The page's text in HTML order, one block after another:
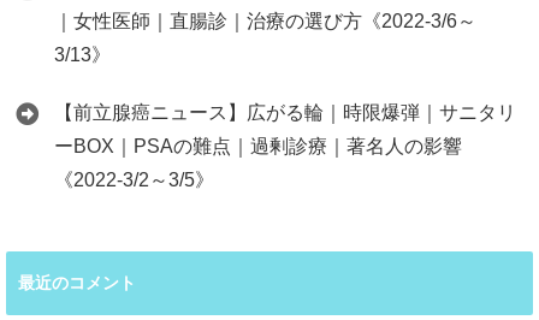
｜女性医師｜直腸診｜治療の選び方《2022-3/6～
3/13》
【前立腺癌ニュース】広がる輪｜時限爆弾｜サニタリ
ーBOX｜PSAの難点｜過剰診療｜著名人の影響
《2022-3/2～3/5》
最近のコメント